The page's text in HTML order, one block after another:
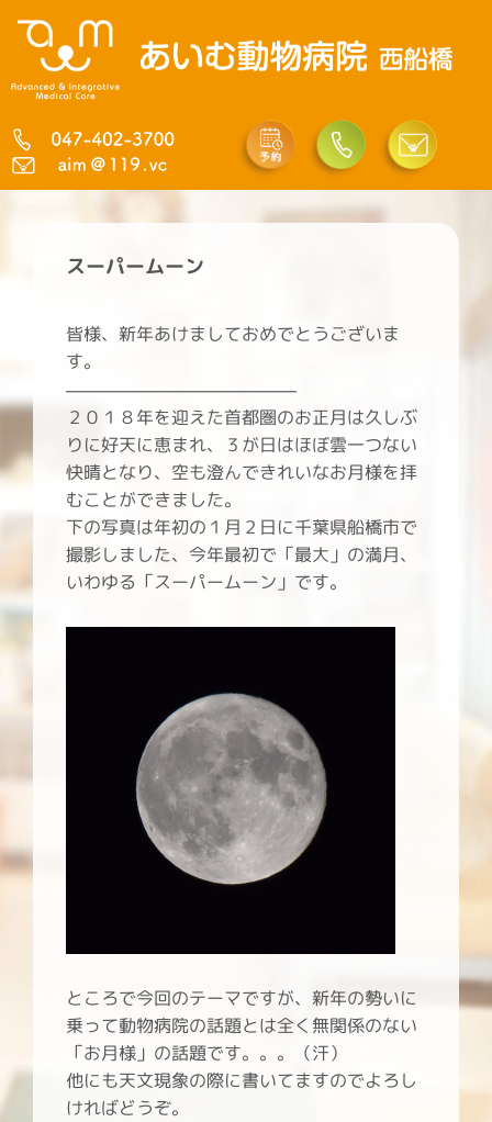
ス
ッ
プ
スーパームーン
皆様、新年あけましておめでとうございま
す。
———————————————
２０１８年を迎えた首都圏のお正月は久しぶ
りに好天に恵まれ、３が日はほぼ雲一つない
快晴となり、空も澄んできれいなお月様を拝
むことができました。
下の写真は年初の１月２日に千葉県船橋市で
撮影しました、今年最初で「最大」の満月、
いわゆる「スーパームーン」です。
ところで今回のテーマですが、新年の勢いに
乗って動物病院の話題とは全く無関係のない
「お月様」の話題です。。。（汗）
他にも天文現象の際に書いてますのでよろし
ければどうぞ。